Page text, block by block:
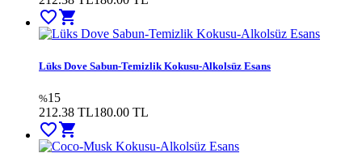
favorite_border shopping_cart
Lüks Dove Sabun-Temizlik Kokusu-Alkolsüz Esans
%15
212.38 TL180.00 TL
favorite_bordershopping_cart